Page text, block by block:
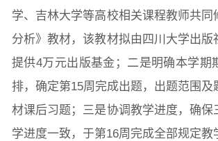
学、吉林大学等高校相关课程教师共同
分析》教材，该教材拟由四川大学出版
提供4万元出版基金；二是明确本学期
排，确定第15周完成出题，出题范围及
材课后习题；三是协调教学进度，确保
学进度一致，于第16周完成全部规定教